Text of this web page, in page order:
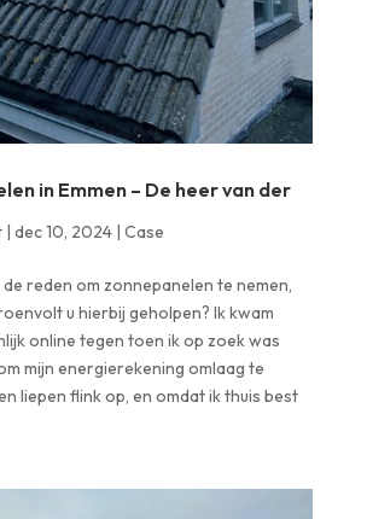
in Emmen – De heer van der
| dec 10, 2024| Case
reden om zonnepanelen te nemen,
u hierbij geholpen? Ik kwam
online tegen toen ik op zoek was
mijn energierekening omlaag te
liepen flink op, en omdat ik thuis best